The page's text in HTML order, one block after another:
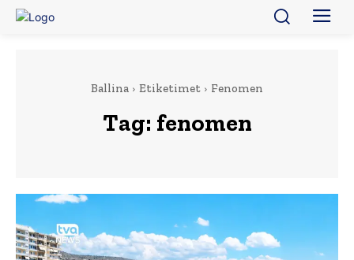
Ballina Etiketimet Fenomen
Tag: fenomen